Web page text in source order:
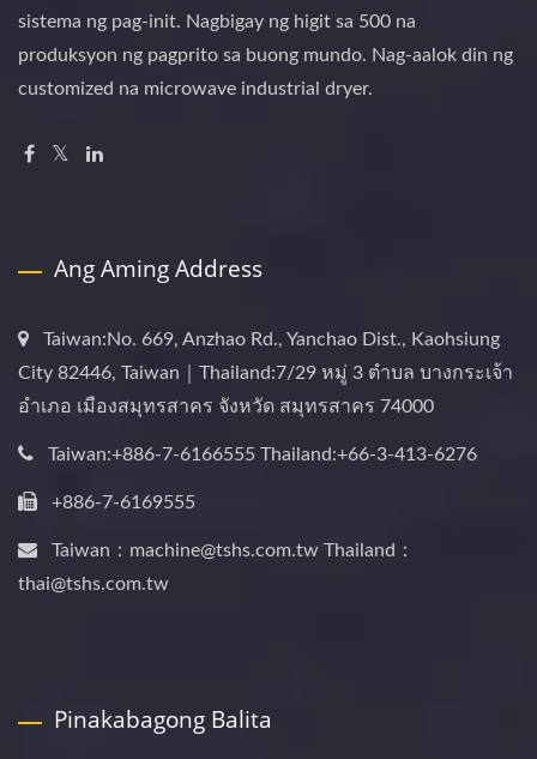
sistema ng pag-init. Nagbigay ng higit sa 500 na
produksyon ng pagprito sa buong mundo. Nag-aalok din ng
customized na microwave industrial dryer.
Ang Aming Address
Taiwan:No. 669, Anzhao Rd., Yanchao Dist., Kaohsiung
City 82446, Taiwan｜Thailand:7/29 หมู่ 3 ตำบล บางกระเจ้า
อำเภอ เมืองสมุทรสาคร จังหวัด สมุทรสาคร 74000
Taiwan:+886-7-6166555 Thailand:+66-3-413-6276
+886-7-6169555
Taiwan：machine@tshs.com.tw Thailand：
thai@tshs.com.tw
Pinakabagong Balita